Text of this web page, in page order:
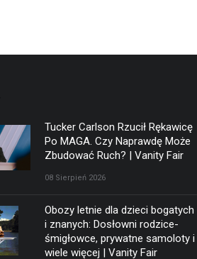
Tucker Carlson Rzucił Rękawicę
Po MAGA. Czy Naprawdę Może
Zbudować Ruch? | Vanity Fair
08 Sierpień 2026
Obozy letnie dla dzieci bogatych
i znanych: Dosłowni rodzice-
śmigłowce, prywatne samoloty i
wiele więcej | Vanity Fair